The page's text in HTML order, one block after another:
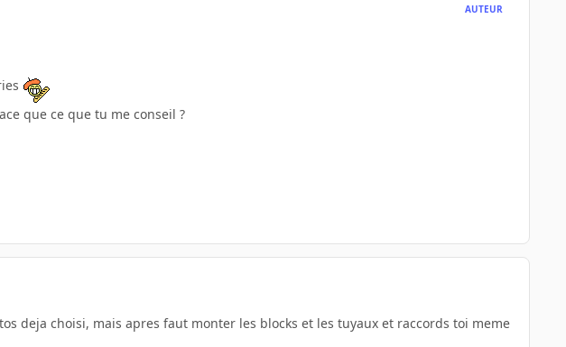
AUTEUR
que ce que tu me conseil ?
deja choisi, mais apres faut monter les blocks et les tuyaux et raccords toi meme